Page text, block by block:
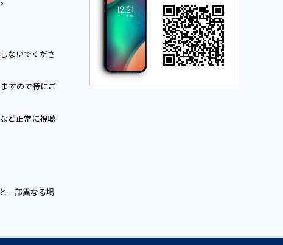
ないでくださ
すので特にご
ど正常に視聴
一部異なる場